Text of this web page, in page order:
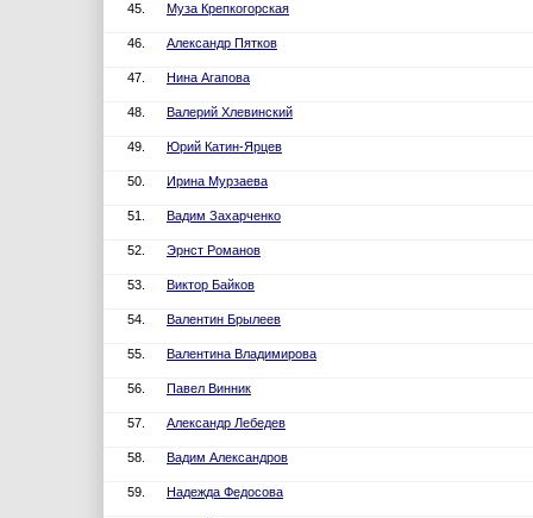
45. Муза Крепкогорская
46. Александр Пятков
47. Нина Агапова
48. Валерий Хлевинский
49. Юрий Катин-Ярцев
50. Ирина Мурзаева
51. Вадим Захарченко
52. Эрнст Романов
53. Виктор Байков
54. Валентин Брылеев
55. Валентина Владимирова
56. Павел Винник
57. Александр Лебедев
58. Вадим Александров
59. Надежда Федосова